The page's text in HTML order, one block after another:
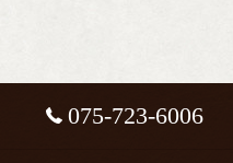
075-723-6006